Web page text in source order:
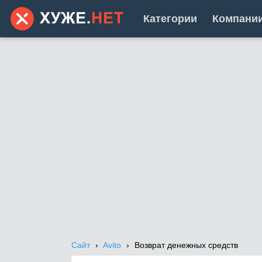
Категории
Сайт Avito Возврат денежных средств